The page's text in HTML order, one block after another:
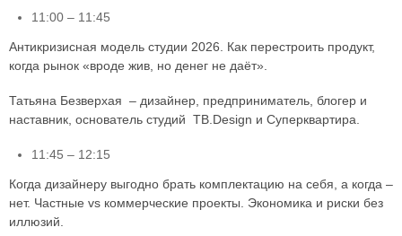
11:00 – 11:45
Антикризисная модель студии 2026. Как перестроить продукт,
когда рынок «вроде жив, но денег не даёт».
Татьяна Безверхая – дизайнер, предприниматель, блогер и
наставник, основатель студий TB.Design и Суперквартира.
11:45 – 12:15
Когда дизайнеру выгодно брать комплектацию на себя, а когда –
нет. Частные vs коммерческие проекты. Экономика и риски без
иллюзий.